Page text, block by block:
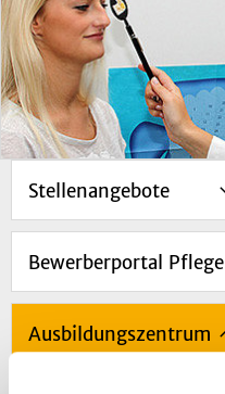
Stellenangebote
Bewerberportal Pflege
Ausbildungszentrum